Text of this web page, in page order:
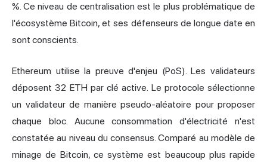
%. Ce niveau de centralisation est le plus problématique de
l'écosystème Bitcoin, et ses défenseurs de longue date en
sont conscients.
Ethereum utilise la preuve d'enjeu (PoS). Les validateurs
déposent 32 ETH par clé active. Le protocole sélectionne
un validateur de manière pseudo-aléatoire pour proposer
chaque bloc. Aucune consommation d'électricité n'est
constatée au niveau du consensus. Comparé au modèle de
minage de Bitcoin, ce système est beaucoup plus rapide